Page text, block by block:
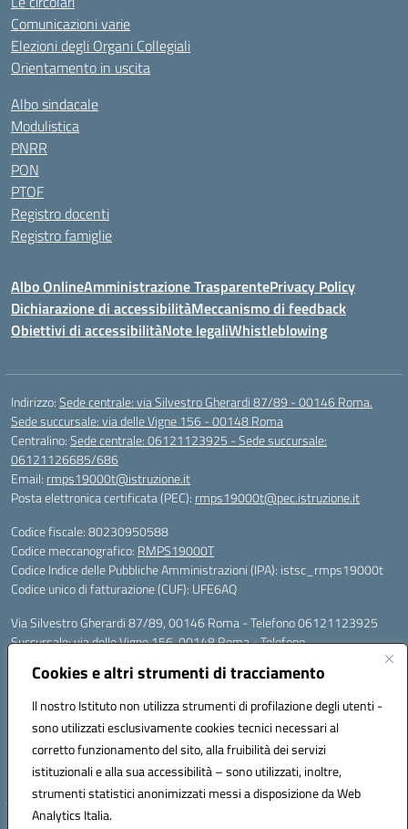
Cookies e altri strumenti di tracciamento
Il nostro Istituto non utilizza strumenti di profilazione degli utenti -
sono utilizzati esclusivamente cookies tecnici necessari al
corretto funzionamento del sito, alla fruibilità dei servizi
istituzionali e alla sua accessibilità – sono utilizzati, inoltre,
strumenti statistici anonimizzati messi a disposizione da Web
Analytics Italia.
Comunicazioni varie
Elezioni degli Organi Collegiali
Orientamento in uscita
Albo sindacale
Modulistica
PNRR
PON
PTOF
Registro docenti
Registro famiglie
Albo OnlineAmministrazione TrasparentePrivacy Policy
Dichiarazione di accessibilitàMeccanismo di feedback
Obiettivi di accessibilitàNote legaliWhistleblowing
Indirizzo:Sede centrale: via Silvestro Gherardi 87/89 - 00146 Roma.
Sede succursale: via delle Vigne 156 - 00148 Roma
Centralino:Sede centrale: 06121123925 - Sede succursale:
06121126685/686
Email: rmps19000t@istruzione.it
Posta elettronica certificata (PEC): rmps19000t@pec.istruzione.it
Codice fiscale: 80230950588
Codice meccanografico: RMPS19000T
Codice Indice delle Pubbliche Amministrazioni (IPA): istsc_rmps19000t
Codice unico di fatturazione (CUF): UFE6AQ
Via Silvestro Gherardi 87/89, 00146 Roma - Telefono 06121123925
Succursale: via delle Vigne 156, 00148 Roma - Telefono
Mail: rmps19000t@istruzione.it - PEC: rmps19000t@pec.istruzione.it
Per contatti con il Dirigente Scolastico, utilizzare esclusivamente
Codice univoco ufficio: UFE6AQ
Codice meccanografico: RMPS19000T
Codice fiscale: 80230950588